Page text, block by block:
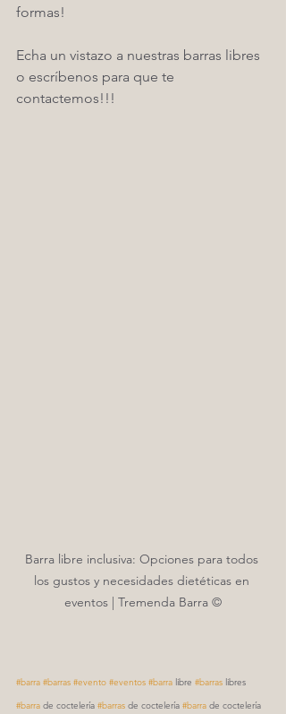
formas!
Echa un vistazo a nuestras barras libres
o escríbenos para que te
contactemos!!!
Barra libre inclusiva: Opciones para todos
los gustos y necesidades dietéticas en
eventos | Tremenda Barra ©
#barra #barras #evento #eventos #barra libre #barras libres
#barra de coctelería #barras de coctelería #barra de coctelería